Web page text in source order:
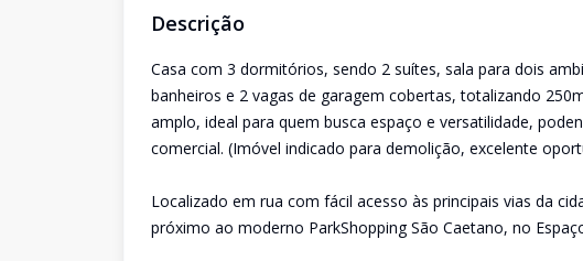
Descrição
Casa com 3 dormitórios, sendo 2 suítes, sala para dois
banheiros e 2 vagas de garagem cobertas, totalizando
amplo, ideal para quem busca espaço e versatilidade,
comercial. (Imóvel indicado para demolição, excelente
Localizado em rua com fácil acesso às principais vias da
próximo ao moderno ParkShopping São Caetano, no